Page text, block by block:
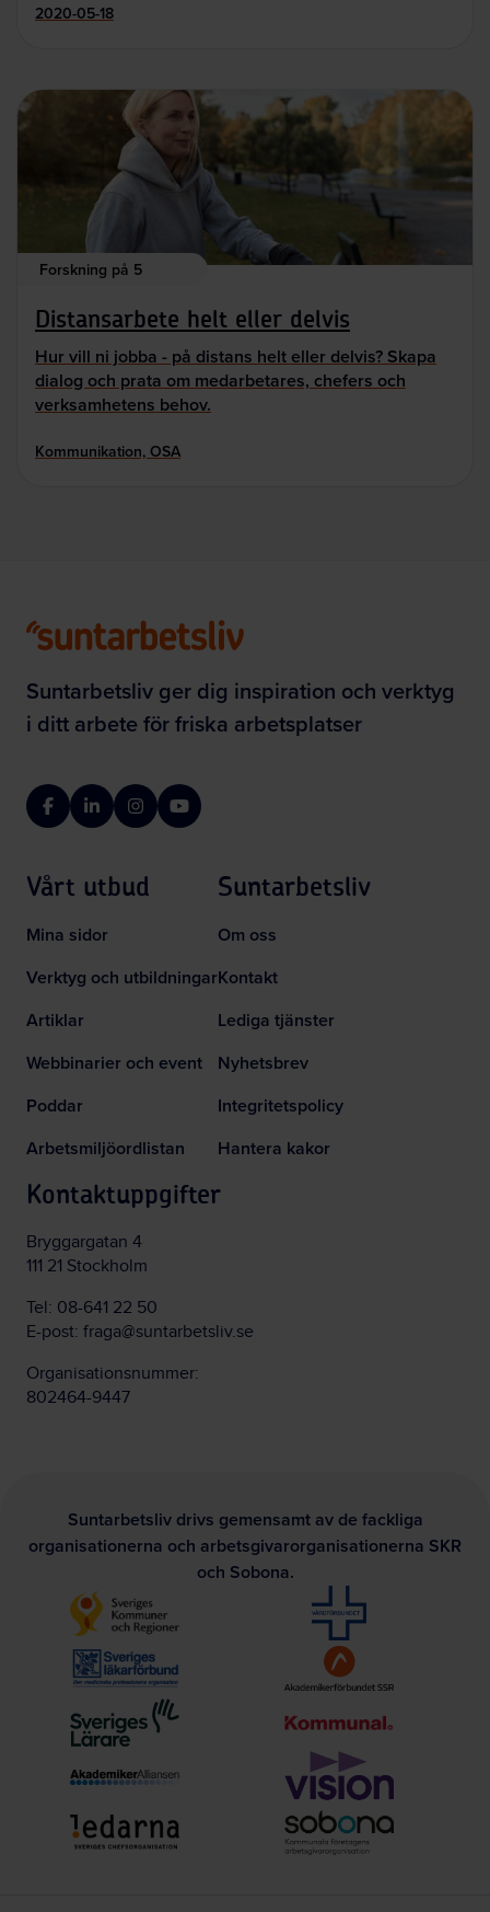
2020-05-18
Forskning på 5
Distansarbete helt eller delvis
Hur vill ni jobba - på distans helt eller delvis? Skapa
dialog och prata om medarbetares, chefers och
verksamhetens behov.
Kommunikation, OSA
Suntarbetsliv ger dig inspiration och verktyg
i ditt arbete för friska arbetsplatser
FacebookLinkedInInstagramYouTube
Vårt utbud
Mina sidor
Verktyg och utbildningar
Artiklar
Webbinarier och event
Poddar
Arbetsmiljöordlistan
Suntarbetsliv
Om oss
Kontakt
Lediga tjänster
Nyhetsbrev
Integritetspolicy
Hantera kakor
Kontaktuppgifter
Bryggargatan 4
111 21 Stockholm
Tel: 08-641 22 50
E-post: fraga@suntarbetsliv.se
Organisationsnummer:
802464-9447
Suntarbetsliv drivs gemensamt av de fackliga
organisationerna och arbetsgivarorganisationerna SKR
och Sobona.